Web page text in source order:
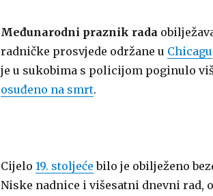
Međunarodni praznik rada
radničke prosvjede održane u Chicagu
je u sukobima s policijom poginulo
osuđeno na smrt.
Cijelo 19. stoljeće bilo je obilježeno
Niske nadnice i višesatni dnevni rad,